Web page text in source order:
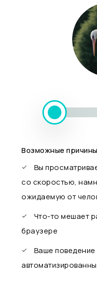
Возможные
Вы
со скоростью,
ожидаемую от
Что-то мешает
браузере
Ваше